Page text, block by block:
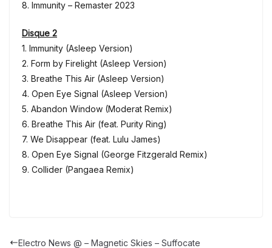
8. Immunity – Remaster 2023
Disque 2
1. Immunity (Asleep Version)
2. Form by Firelight (Asleep Version)
3. Breathe This Air (Asleep Version)
4. Open Eye Signal (Asleep Version)
5. Abandon Window (Moderat Remix)
6. Breathe This Air (feat. Purity Ring)
7. We Disappear (feat. Lulu James)
8. Open Eye Signal (George Fitzgerald Remix)
9. Collider (Pangaea Remix)
Electro News @ – Magnetic Skies – Suffocate